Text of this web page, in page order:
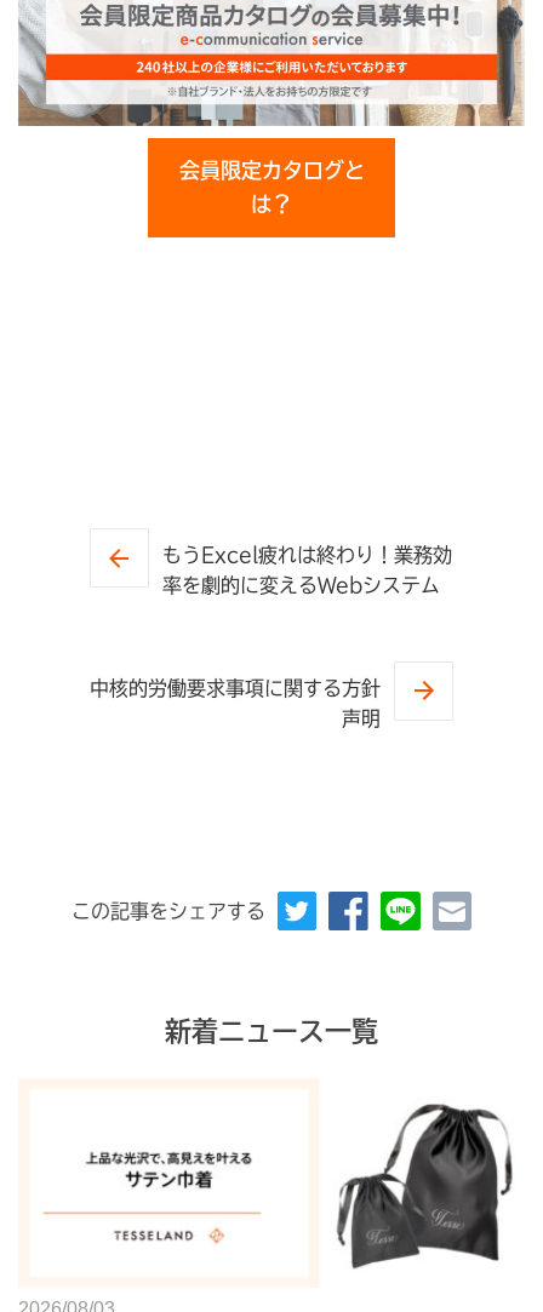
会員限定カタログと
は？
もうExcel疲れは終わり！業務効
率を劇的に変えるWebシステム
中核的労働要求事項に関する方針
声明
この記事をシェアする
新着ニュース一覧